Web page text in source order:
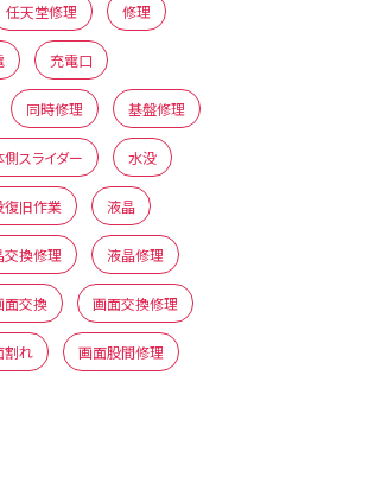
任天堂修理 修理
充電口
同時修理 基盤修理
スライダー 水没
復旧作業 液晶
交換修理 液晶修理
面交換 画面交換修理
割れ 画面股間修理